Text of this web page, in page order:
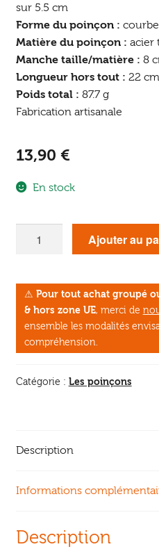
sur 5.5 cm
Forme du poinçon : courbe
Matière du poinçon : acier
Manche taille/matière : 8
Longueur hors tout : 22 cm
Poids total : 87.7 g
Fabrication artisanale
13,90 €
En stock
coudé
Ajouter au
⚠ Pour tout achat groupé
& hors zone UE, merci de
ensemble les modalités
compréhension.
Catégorie : Les poinçons
Description
Informations
Description